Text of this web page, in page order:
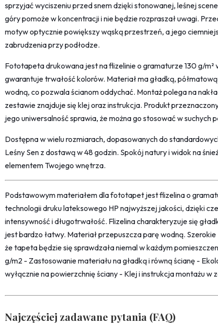
sprzyjać wyciszeniu przed snem dzięki stonowanej, leśnej
góry pomoże w koncentracji i nie będzie rozpraszał uwagi.
motyw optycznie powiększy wąską przestrzeń, a jego
zabrudzenia przy podłodze.
Fototapeta drukowana jest na flizelinie o gramaturze 130 g/
gwarantuje trwałość kolorów. Materiał ma gładką,
wodną, co pozwala ścianom oddychać. Montaż polega na
zestawie znajduje się klej oraz instrukcja. Produkt
jego uniwersalność sprawia, że można go stosować w suchych
Dostępna w wielu rozmiarach, dopasowanych do
Leśny Sen z dostawą w 48 godzin. Spokój natury i widok na
elementem Twojego wnętrza.
Podstawowym materiałem dla fototapet jest flizelina o
technologii druku lateksowego HP najwyższej jakości, dzięki
intensywność i długotrwałość. Flizelina charakteryzuje się
jest bardzo łatwy. Materiał przepuszcza parę wodną.
że tapeta będzie się sprawdzała niemal w każdym
g/m2 - Zastosowanie materiału na gładką i równą ścianę -
wyłącznie na powierzchnię ściany - Klej i instrukcja montażu w
Najczęściej zadawane pytania (FAQ)